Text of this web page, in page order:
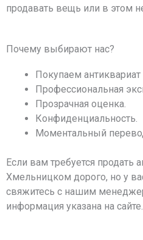
продавать вещь или в этом
Почему выбирают нас?
Покупаем антиквариат
Профессиональная
Прозрачная оценка.
Конфиденциальность.
Моментальный
Если вам требуется продать
Хмельницком дорого, но у
свяжитесь с нашим
информация указана на сайте.